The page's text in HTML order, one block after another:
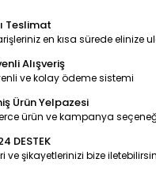
Teslimat
en kısa sürede elinize
Alışveriş
ve kolay ödeme sistemi
Ürün Yelpazesi
ürün ve kampanya
DESTEK
ve şikayetlerinizi bize